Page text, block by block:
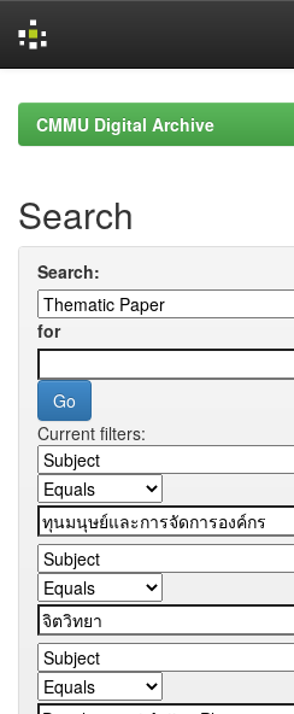
navigationCMMU Digital Archive
Search
Search:
for
Current filters: